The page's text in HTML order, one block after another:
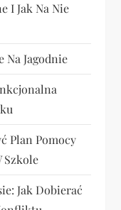
I Jak Na Nie
Na Jagodnie
Plan Pomocy
Szkole
Jak Dobierać